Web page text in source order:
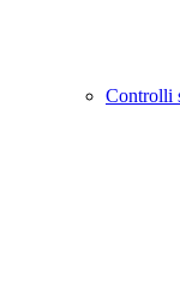
Controlli